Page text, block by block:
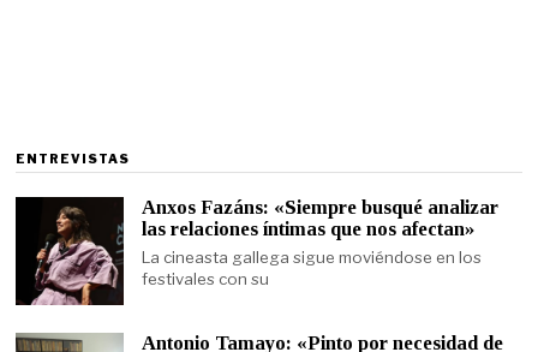
ENTREVISTAS
Anxos Fazáns: «Siempre busqué analizar
las relaciones íntimas que nos afectan»
La cineasta gallega sigue moviéndose en los
festivales con su
Antonio Tamayo: «Pinto por necesidad de